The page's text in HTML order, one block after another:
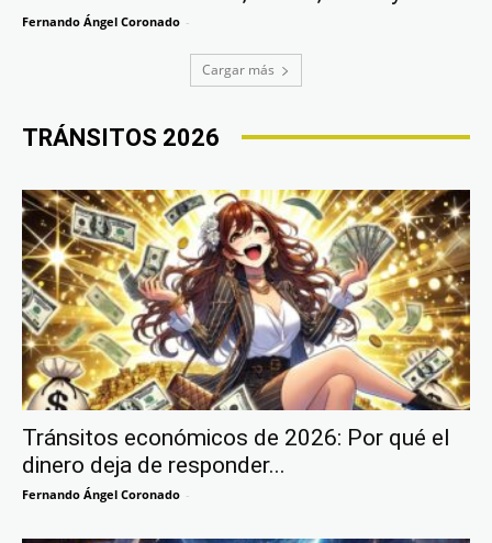
Fernando Ángel Coronado -
Cargar más
TRÁNSITOS 2026
Tránsitos económicos de 2026: Por qué el
dinero deja de responder...
Fernando Ángel Coronado -